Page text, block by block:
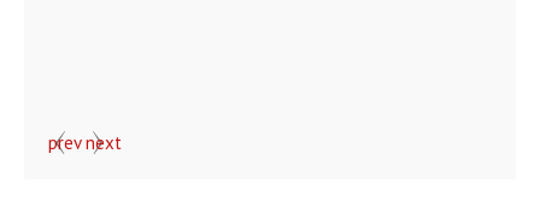
prev next